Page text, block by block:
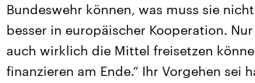
Bundeswehr können, was muss sie
besser in europäischer Kooperation.
auch wirklich die Mittel freisetzen
finanzieren am Ende.“ Ihr Vorgehen sei